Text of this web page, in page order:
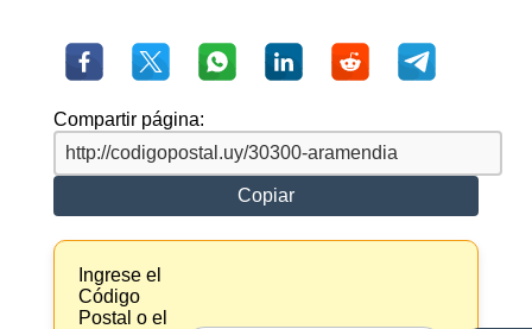
Compartir página:
Copiar
Ingrese el
Código
Postal o el